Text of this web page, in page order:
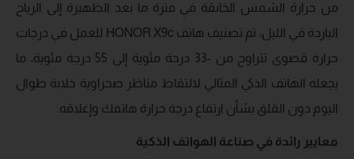
من حرارة الشمس الخانقة في فترة ما بعد الظهيرة إلى الرياح
الباردة في الليل، تم تصنيف هاتف HONOR X9c للعمل في درجات
حرارة قصوى تتراوح من -33 درجة مئوية إلى 55 درجة مئوية، ما
يجعله الهاتف الذكي المثالي لالتقاط مناظر صحراوية خلابة طوال
اليوم دون القلق بشأن ارتفاع درجة حرارة هاتفك وإغلاقه.
معايير رائدة في صناعة الهواتف الذكية